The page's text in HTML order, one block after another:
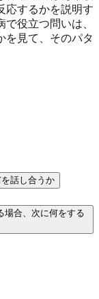
応するかを説明す
役立つ問いは、
を見て、そのパタ
話し合うか
場合、次に何をする